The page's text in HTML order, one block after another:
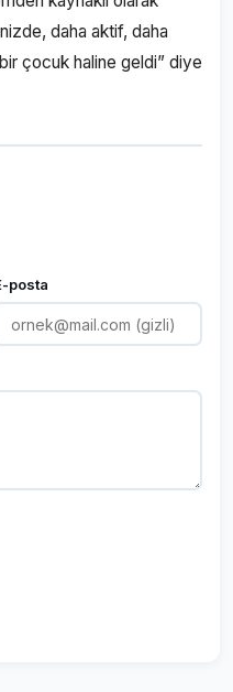
daha aktif, daha
çocuk haline geldi” diye
posta